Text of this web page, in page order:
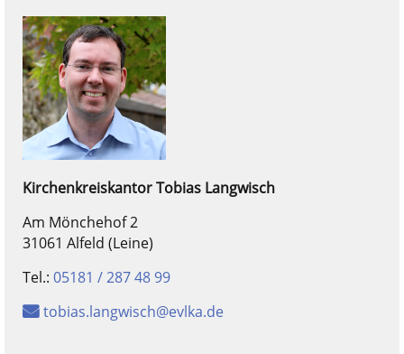
KirchenkreiskantorTobias Langwisch
Am Mönchehof 2
31061 Alfeld (Leine)
Tel.: 05181 / 287 48 99
tobias.langwisch@evlka.de